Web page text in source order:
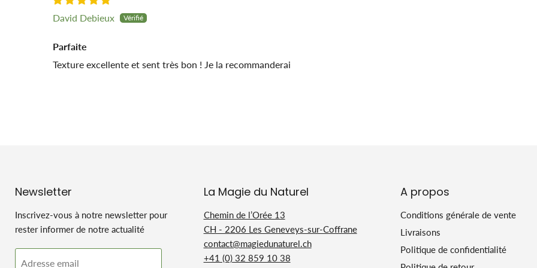
David Debieux
Parfaite
Texture excellente et sent très bon ! Je la recommanderai
Newsletter
Inscrivez-vous à notre newsletter pour
rester informer de notre actualité
Adresse email
La Magie du Naturel
Chemin de l’Orée 13
CH - 2206 Les Geneveys-sur-Coffrane
contact@magiedunaturel.ch
+41 (0) 32 859 10 38
A propos
Conditions générale de vente
Livraisons
Politique de confidentialité